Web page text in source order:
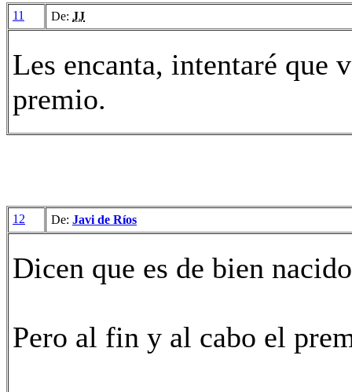
11 De: JJ
Les encanta, intentaré que
premio.
12 De: Javi de Ríos
Dicen que es de bien
Pero al fin y al cabo el